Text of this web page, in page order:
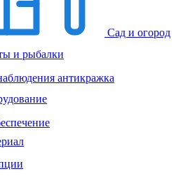
Сад и огород
и рыбалки
антикражка